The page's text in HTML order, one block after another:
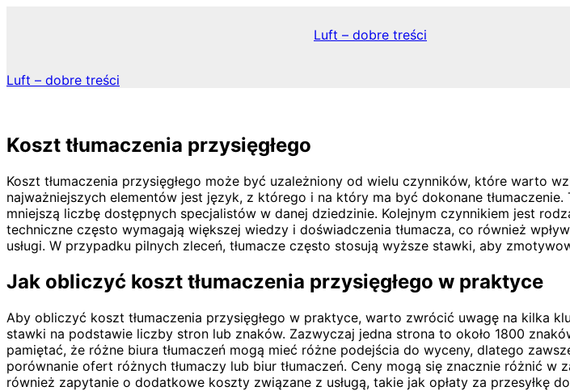
Luft – dobre treści
Luft – dobre treści
Koszt tłumaczenia przysięgłego
Koszt tłumaczenia przysięgłego może być uzależniony od wielu czynników, które warto
najważniejszych elementów jest język, z którego i na który ma być dokonane
mniejszą liczbę dostępnych specjalistów w danej dziedzinie. Kolejnym czynnikiem jest
techniczne często wymagają większej wiedzy i doświadczenia tłumacza, co również
usługi. W przypadku pilnych zleceń, tłumacze często stosują wyższe stawki, aby
Jak obliczyć koszt tłumaczenia przysięgłego w praktyce
Aby obliczyć koszt tłumaczenia przysięgłego w praktyce, warto zwrócić uwagę na kilka
stawki na podstawie liczby stron lub znaków. Zazwyczaj jedna strona to około 1800
pamiętać, że różne biura tłumaczeń mogą mieć różne podejścia do wyceny, dlatego
porównanie ofert różnych tłumaczy lub biur tłumaczeń. Ceny mogą się znacznie różnić
również zapytanie o dodatkowe koszty związane z usługą, takie jak opłaty za przesyłkę